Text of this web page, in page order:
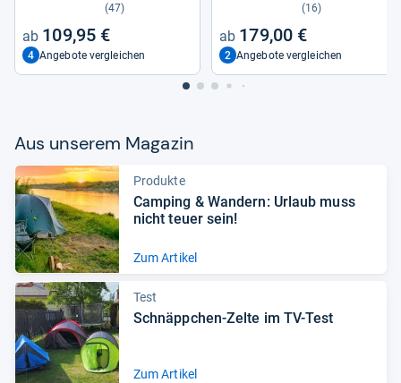
(47)
109,95 €
4 Angebote vergleichen
(16)
179,00 €
2 Angebote vergleichen
Aus unse­rem Maga­zin
Produkte
Cam­ping & Wan­dern: Urlaub muss
nicht teuer sein!
Zum Artikel
Test
Schnäpp­chen-​Zelte im TV-​Test
Zum Artikel